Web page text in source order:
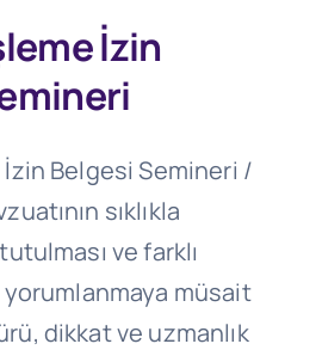
İzin
Belgesi Semineri /
sıklıkla
ve farklı
yorumlanmaya müsait
dikkat ve uzmanlık